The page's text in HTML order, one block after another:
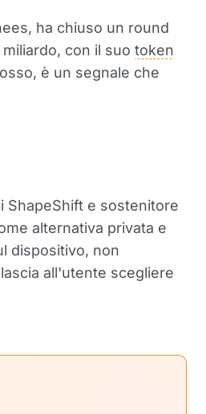
ha chiuso un round
con il suo token
è un segnale che
ShapeShift e sostenitore
alternativa privata e
dispositivo, non
all'utente scegliere